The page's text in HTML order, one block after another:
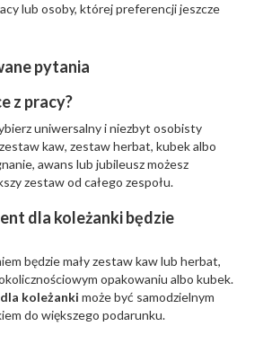
lub osoby, której preferencji jeszcze
pytania
z pracy?
uniwersalny i niezbyt osobisty
kaw, zestaw herbat, kubek albo
awans lub jubileusz możesz
zestaw od całego zespołu.
dla koleżanki będzie
będzie mały zestaw kaw lub herbat,
opakowaniu albo kubek.
koleżanki może być samodzielnym
do większego podarunku.